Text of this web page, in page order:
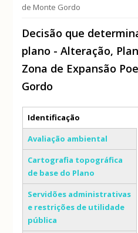
de Monte Gordo
Decisão que
plano - Alteração,
Zona de Expansão
Gordo
Separadores verticais
Identificação
(separador ativo)
Avaliação ambiental
Cartografia topográfica
de base do Plano
Servidões administrativas
e restrições de utilidade
pública